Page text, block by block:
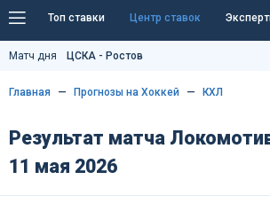
Топ ставки Центр ставок
Тренды Букмекеры
Как тут заработать?
Матч дня ЦСКА - Ростов
Главная Прогнозы на Хоккей КХЛ
Результат матча
11 мая 2026